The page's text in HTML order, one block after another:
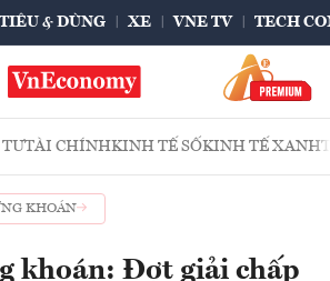
TIÊU & DÙNG XE VNE TV TECH
TÀI CHÍNHKINH TẾ SỐKINH TẾ XANH
KHOÁN
khoán: Đợt giải chấp